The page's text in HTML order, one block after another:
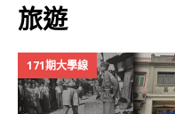
旅遊
171期大學線